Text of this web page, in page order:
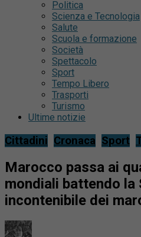
Politica
Scienza e Tecnologia
Salute
Scuola e formazione
Società
Spettacolo
Sport
Tempo Libero
Trasporti
Turismo
Ultime notizie
Cittadini Cronaca Sport
Marocco passa ai
mondiali battendo la
incontenibile dei